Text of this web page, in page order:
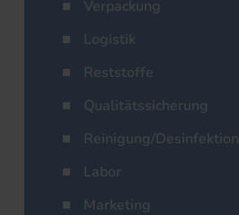
Verpackung
Logistik
Reststoffe
Qualitätssicherung
Reinigung/Desinfektion
Labor
Marketing